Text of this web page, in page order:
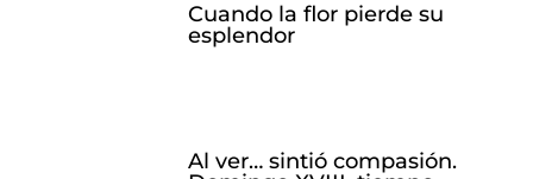
Cuando la flor pierde su
esplendor
Al ver… sintió compasión.